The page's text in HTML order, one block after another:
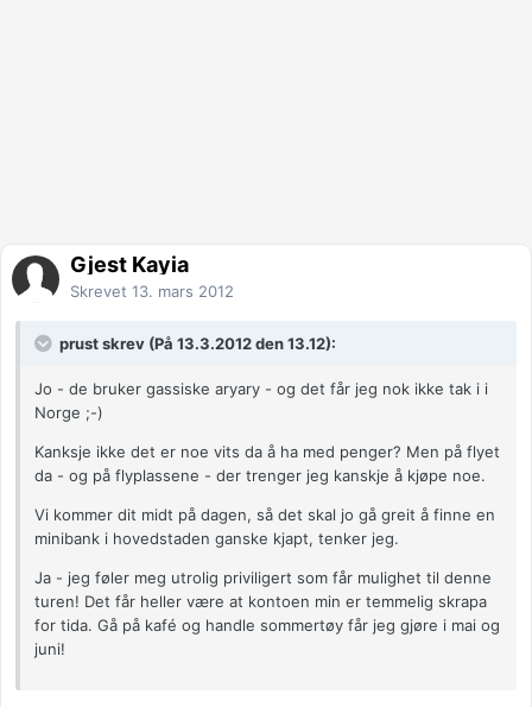
Gjest Kayia
Skrevet 13. mars 2012
prust skrev (På 13.3.2012 den 13.12):
Jo - de bruker gassiske aryary - og det får jeg nok ikke tak i i
Norge ;-)
Kanksje ikke det er noe vits da å ha med penger? Men på flyet
da - og på flyplassene - der trenger jeg kanskje å kjøpe noe.
Vi kommer dit midt på dagen, så det skal jo gå greit å finne en
minibank i hovedstaden ganske kjapt, tenker jeg.
Ja - jeg føler meg utrolig priviligert som får mulighet til denne
turen! Det får heller være at kontoen min er temmelig skrapa
for tida. Gå på kafé og handle sommertøy får jeg gjøre i mai og
juni!